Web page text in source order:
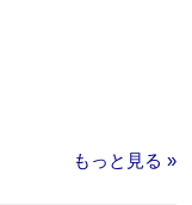
もっと見る »